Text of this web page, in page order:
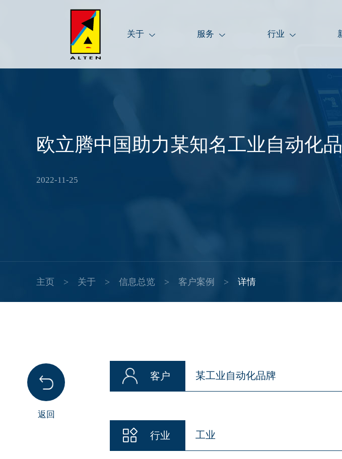
关于 服务 行业
欧立腾中国助力某知名工业自动化
2022-11-25
主页 > 关于 > 信息总览 > 客户案例 > 详情
返回
客户 某工业自动化品牌
行业 工业